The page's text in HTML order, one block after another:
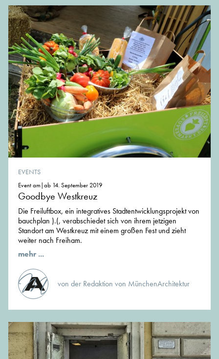
EVENTS
Event am|ab 14. September 2019
Goodbye Westkreuz
Die Freiluftbox, ein integratives Stadtentwicklungsprojekt von
bauchplan ).(, verabschiedet sich von ihrem jetzigen
Standort am Westkreuz mit einem großen Fest und zieht
weiter nach Freiham.
mehr ...
von der Redaktion von MünchenArchitektur